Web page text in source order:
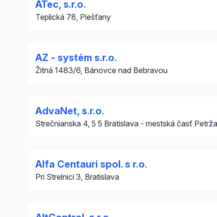
ATec, s.r.o.
Teplická 78, Piešťany
AZ - systém s.r.o.
Žitná 1483/6, Bánovce nad Bebravou
AdvaNet, s.r.o.
Strečnianska 4, 5 5 Bratislava - mestská časť
Alfa Centauri spol. s r.o.
Pri Strelnici 3, Bratislava